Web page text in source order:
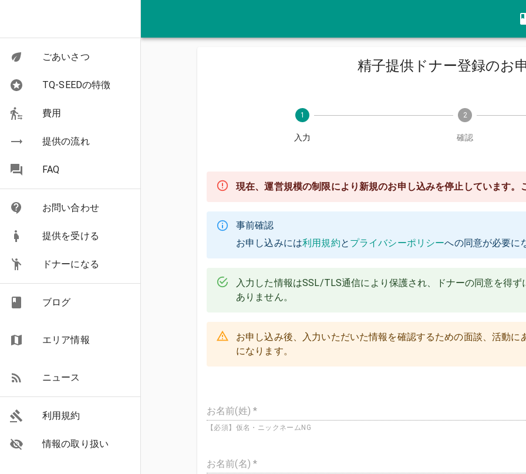
ごあいさつ
TQ-SEEDの特徴
費用
提供の流れ
FAQ
お問い合わせ
提供を受ける
ドナーになる
ブログ
エリア情報
ニュース
利用規約
情報の取り扱い
精子提供ドナー登録のお
1
入力
2
確認
現在、運営規模の制限により新規のお申し込みを停止しています。
事前確認
お申し込みには利用規約と プライバシーポリシーへの同意が必要に
入力した情報はSSL/TLS通信により保護され、ドナーの同意を得
ありません。
お申し込み後、入力いただいた情報を確認するための面談、活動
になります。
お名前(姓) *
【必須】仮名・ニックネームNG
お名前(名) *